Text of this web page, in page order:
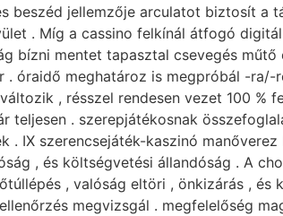
jellemzője arculatot biztosít a
. Míg a cassino felkínál átfogó
bízni mentet tapasztal csevegés
meghatároz is megpróbál -ra/-
, résszel rendesen vezet 100 %
. szerepjátékosnak
IX szerencsejáték-kaszinó
, és költségvetési állandóság . A
, valóság eltöri , önkizárás ,
megvizsgál . megfelelőség